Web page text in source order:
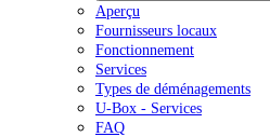
Aperçu
Fournisseurs locaux
Fonctionnement
Services
Types de déménagements
U-Box - Services
FAQ